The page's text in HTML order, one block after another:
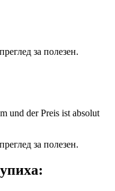
за полезен.
und der Preis ist absolut
за полезен.